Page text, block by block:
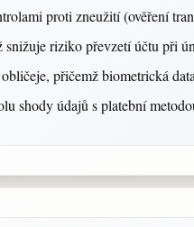
proti zneužití (ověření
riziko převzetí účtu při
přičemž biometrická
shody údajů s platební